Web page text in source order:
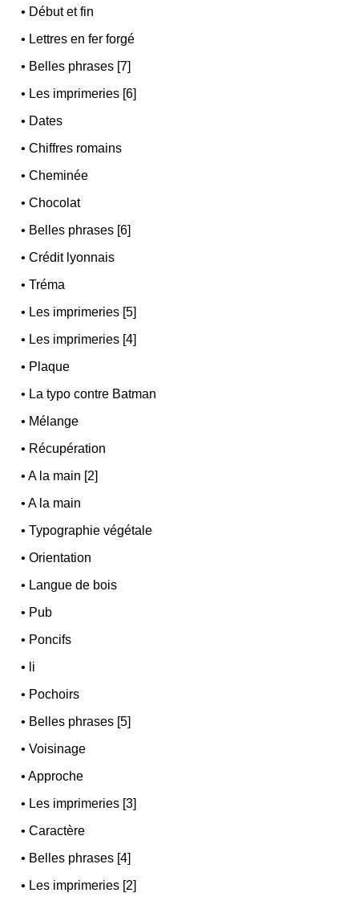
• Début et fin
• Lettres en fer forgé
• Belles phrases [7]
• Les imprimeries [6]
• Dates
•Chiffres romains
•Cheminée
•Chocolat
• Belles phrases [6]
•Crédit lyonnais
•Tréma
• Les imprimeries [5]
• Les imprimeries [4]
• Plaque
• La typo contre Batman
• Mélange
• Récupération
•A la main [2]
•A la main
•Typographie végétale
•Orientation
• Langue de bois
• Pub
• Poncifs
• li
• Pochoirs
• Belles phrases [5]
•Voisinage
•Approche
• Les imprimeries [3]
•Caractère
• Belles phrases [4]
• Les imprimeries [2]